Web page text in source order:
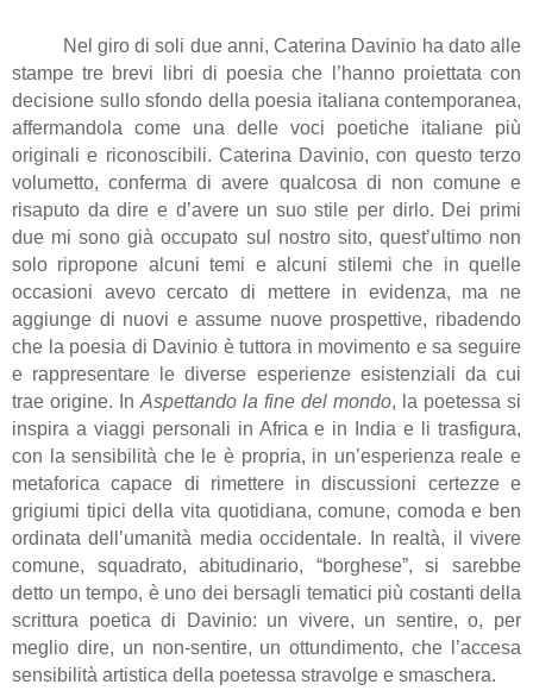
Nel giro di soli due anni, Caterina Davinio ha dato alle
stampe tre brevi libri di poesia che l’hanno proiettata con
decisione sullo sfondo della poesia italiana contemporanea,
affermandola come una delle voci poetiche italiane più
originali e riconoscibili. Caterina Davinio, con questo terzo
volumetto, conferma di avere qualcosa di non comune e
risaputo da dire e d’avere un suo stile per dirlo. Dei primi
due mi sono già occupato sul nostro sito, quest’ultimo non
solo ripropone alcuni temi e alcuni stilemi che in quelle
occasioni avevo cercato di mettere in evidenza, ma ne
aggiunge di nuovi e assume nuove prospettive, ribadendo
che la poesia di Davinio è tuttora in movimento e sa seguire
e rappresentare le diverse esperienze esistenziali da cui
trae origine. In Aspettando la fine del mondo, la poetessa si
inspira a viaggi personali in Africa e in India e li trasfigura,
con la sensibilità che le è propria, in un’esperienza reale e
metaforica capace di rimettere in discussioni certezze e
grigiumi tipici della vita quotidiana, comune, comoda e ben
ordinata dell’umanità media occidentale. In realtà, il vivere
comune, squadrato, abitudinario, “borghese”, si sarebbe
detto un tempo, è uno dei bersagli tematici più costanti della
scrittura poetica di Davinio: un vivere, un sentire, o, per
meglio dire, un non-sentire, un ottundimento, che l’accesa
sensibilità artistica della poetessa stravolge e smaschera.